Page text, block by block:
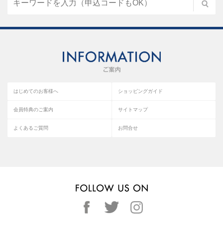
はじめてのお客様へ ショッピングガイド
会員特典のご案内 サイトマップ
よくあるご質問 お問合せ